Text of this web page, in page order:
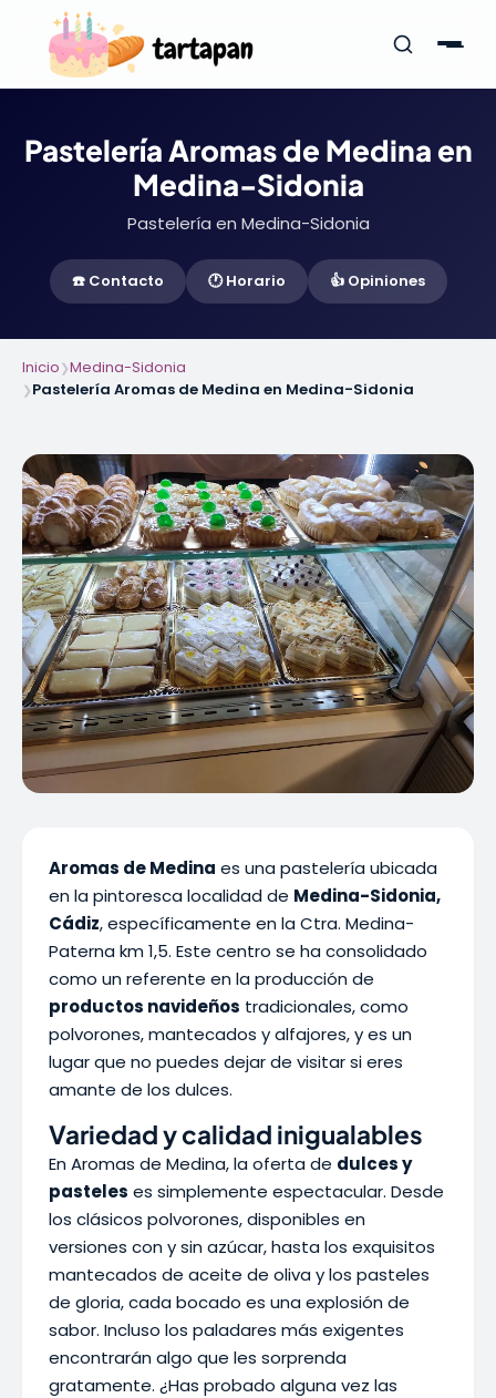
Pastelería Aromas de Medina en
Medina-Sidonia
Pastelería en Medina-Sidonia
☎️ Contacto 🕐 Horario 👍 Opiniones
Inicio❯Medina-Sidonia
❯Pastelería Aromas de Medina en Medina-Sidonia
Aromas de Medina es una pastelería ubicada
en la pintoresca localidad de Medina-Sidonia,
Cádiz, específicamente en la Ctra. Medina-
Paterna km 1,5. Este centro se ha consolidado
como un referente en la producción de
productos navideños tradicionales, como
polvorones, mantecados y alfajores, y es un
lugar que no puedes dejar de visitar si eres
amante de los dulces.
Variedad y calidad inigualables
En Aromas de Medina, la oferta de dulces y
pasteles es simplemente espectacular. Desde
los clásicos polvorones, disponibles en
versiones con y sin azúcar, hasta los exquisitos
mantecados de aceite de oliva y los pasteles
de gloria, cada bocado es una explosión de
sabor. Incluso los paladares más exigentes
encontrarán algo que les sorprenda
gratamente. ¿Has probado alguna vez las